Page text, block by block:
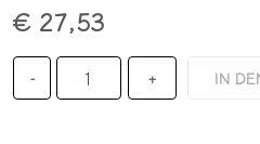
€ 27,53
- + IN